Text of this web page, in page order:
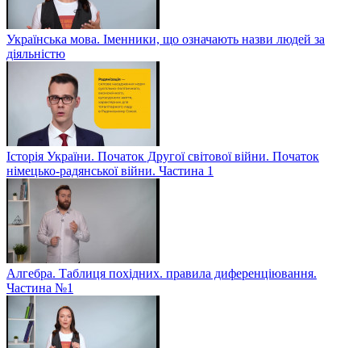
Українська мова. Іменники, що означають назви людей за
діяльністю
Історія України. Початок Другої світової війни. Початок
німецько-радянської війни. Частина 1
Алгебра. Таблиця похідних. правила диференціювання.
Частина №1